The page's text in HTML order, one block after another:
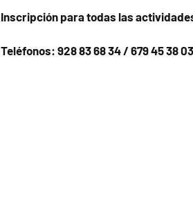
Inscripción para todas las
Teléfonos: 928 83 68 34/ 679 45 38 03